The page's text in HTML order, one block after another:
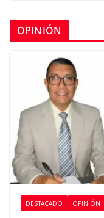
OPINIÓN
DESTACADO OPINIÓN